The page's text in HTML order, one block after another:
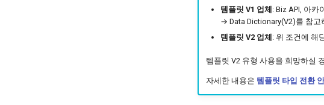
템플릿 V1 업체: Biz API, 아카
→ Data Dictionary(V2)를 참고
템플릿 V2 업체 : 위 조건에 해
템플릿 V2 유형 사용을 희망하실
자세한 내용은 템플릿 타입 전환